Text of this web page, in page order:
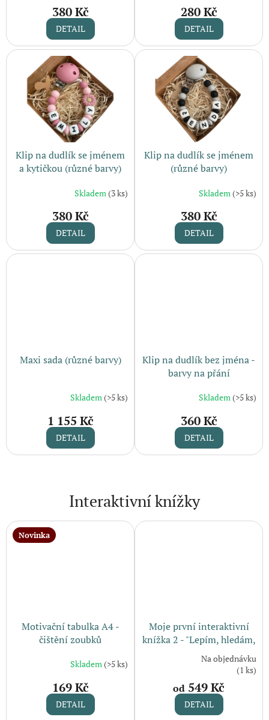
380 Kč
DETAIL
280 Kč
DETAIL
Klip na dudlík se jménem
a kytičkou (různé barvy)
z
Skladem(3 ks)
380 Kč
DETAIL
Klip na dudlík se jménem
(různé barvy)
z
Skladem(>5 ks)
380 Kč
DETAIL
Maxi sada (různé barvy)
Skladem(>5 ks)
1 155 Kč
DETAIL
Klip na dudlík bez jména -
barvy na přání
Skladem(>5 ks)
360 Kč
DETAIL
Interaktivní knížky
Novinka
Motivační tabulka A4 -
čištění zoubků
Skladem(>5 ks)
169 Kč
DETAIL
Moje první interaktivní
knížka 2 - "Lepím, hledám,
učím se" (2-5 let)
produktu
Na objednávku
(1 ks)
od 549 Kč
DETAIL